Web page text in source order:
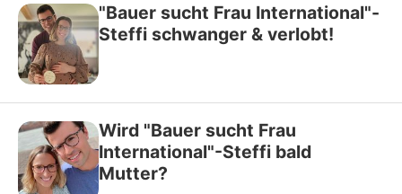
"Bauer sucht Frau International"-
Steffi schwanger & verlobt!
Wird "Bauer sucht Frau
International"-Steffi bald
Mutter?